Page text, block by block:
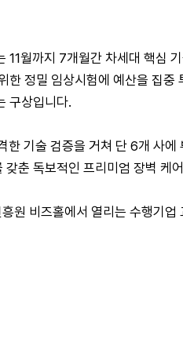
11월까지 7개월간 차세대 핵심
한 정밀 임상시험에 예산을 집
구상입니다.
한 기술 검증을 거쳐 단 6개 사
춘 독보적인 프리미엄 장벽 케
원 비즈홀에서 열리는 수행기